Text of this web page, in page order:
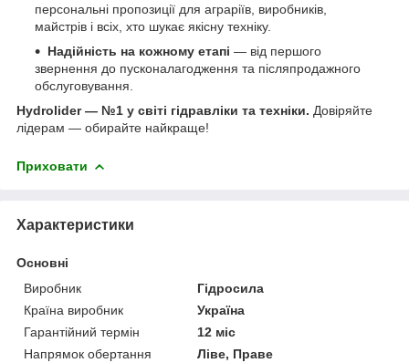
персональні пропозиції для аграріїв, виробників,
майстрів і всіх, хто шукає якісну техніку.
Надійність на кожному етапі — від першого
звернення до пусконалагодження та післяпродажного
обслуговування.
Hydrolider — №1 у світі гідравліки та техніки. Довіряйте
лідерам — обирайте найкраще!
Приховати
Характеристики
Основні
Виробник
Гідросила
Країна виробник
Україна
Гарантійний термін
12 міс
Напрямок обертання
Ліве, Праве